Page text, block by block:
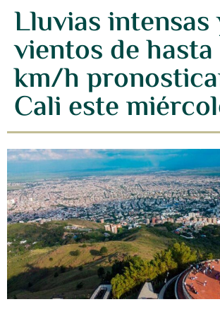
Lluvias intensas
vientos de hasta
km/h
Cali este